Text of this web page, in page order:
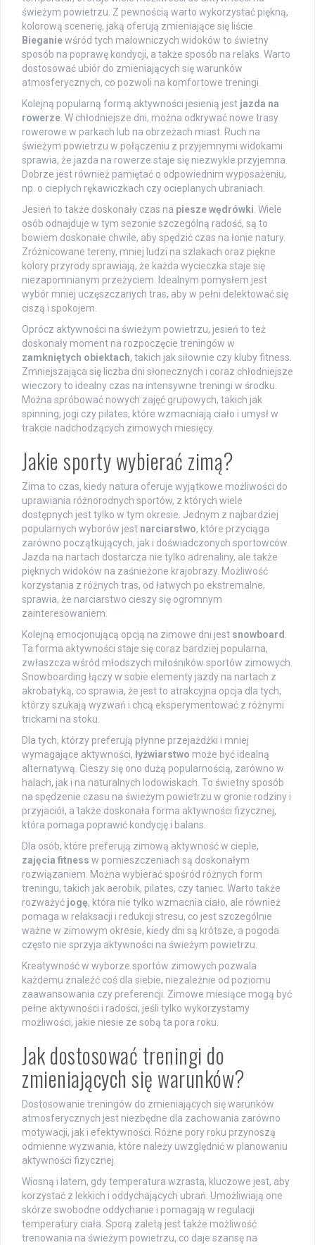
świeżym powietrzu. Z pewnością warto wykorzystać piękną,
kolorową scenerię, jaką oferują zmieniające się liście.
Bieganiewśród tych malowniczych widoków to świetny
sposób na poprawę kondycji, a także sposób na relaks. Warto
dostosować ubiór do zmieniających się warunków
atmosferycznych, co pozwoli na komfortowe treningi.
Kolejną popularną formą aktywności jesienią jest jazda na
rowerze. W chłodniejsze dni, można odkrywać nowe trasy
rowerowe w parkach lub na obrzeżach miast. Ruch na
świeżym powietrzu w połączeniu z przyjemnymi widokami
sprawia, że jazda na rowerze staje się niezwykle przyjemna.
Dobrze jest również pamiętać o odpowiednim wyposażeniu,
np. o ciepłych rękawiczkach czy ocieplanych ubraniach.
Jesień to także doskonały czas na piesze wędrówki. Wiele
osób odnajduje w tym sezonie szczególną radość, są to
bowiem doskonałe chwile, aby spędzić czas na łonie natury.
Zróżnicowane tereny, mniej ludzi na szlakach oraz piękne
kolory przyrody sprawiają, że każda wycieczka staje się
niezapomnianym przeżyciem. Idealnym pomysłem jest
wybór mniej uczęszczanych tras, aby w pełni delektować się
ciszą i spokojem.
Oprócz aktywności na świeżym powietrzu, jesień to też
doskonały moment na rozpoczęcie treningów w
zamkniętych obiektach, takich jak siłownie czy kluby fitness.
Zmniejszająca się liczba dni słonecznych i coraz chłodniejsze
wieczory to idealny czas na intensywne treningi w środku.
Można spróbować nowych zajęć grupowych, takich jak
spinning, jogi czy pilates, które wzmacniają ciało i umysł w
trakcie nadchodzących zimowych miesięcy.
Jakie sporty wybierać zimą?
Zima to czas, kiedy natura oferuje wyjątkowe możliwości do
uprawiania różnorodnych sportów, z których wiele
dostępnych jest tylko w tym okresie. Jednym z najbardziej
popularnych wyborów jest narciarstwo, które przyciąga
zarówno początkujących, jak i doświadczonych sportowców.
Jazda na nartach dostarcza nie tylko adrenaliny, ale także
pięknych widoków na zaśnieżone krajobrazy. Możliwość
korzystania z różnych tras, od łatwych po ekstremalne,
sprawia, że narciarstwo cieszy się ogromnym
zainteresowaniem.
Kolejną emocjonującą opcją na zimowe dni jest snowboard .
Ta forma aktywności staje się coraz bardziej popularna,
zwłaszcza wśród młodszych miłośników sportów zimowych.
Snowboarding łączy w sobie elementy jazdy na nartach z
akrobatyką, co sprawia, że jest to atrakcyjna opcja dla tych,
którzy szukają wyzwań i chcą eksperymentować z różnymi
trickami na stoku.
Dla tych, którzy preferują płynne przejażdżki i mniej
wymagające aktywności, łyżwiarstwo może być idealną
alternatywą. Cieszy się ono dużą popularnością, zarówno w
halach, jak i na naturalnych lodowiskach. To świetny sposób
na spędzenie czasu na świeżym powietrzu w gronie rodziny i
przyjaciół, a także doskonała forma aktywności fizycznej,
która pomaga poprawić kondycję i balans.
Dla osób, które preferują zimową aktywność w cieple,
zajęcia fitness w pomieszczeniach są doskonałym
rozwiązaniem. Można wybierać spośród różnych form
treningu, takich jak aerobik, pilates, czy taniec. Warto także
rozważyć jogę, która nie tylko wzmacnia ciało, ale również
pomaga w relaksacji i redukcji stresu, co jest szczególnie
ważne w zimowym okresie, kiedy dni są krótsze, a pogoda
często nie sprzyja aktywności na świeżym powietrzu.
Kreatywność w wyborze sportów zimowych pozwala
każdemu znaleźć coś dla siebie, niezależnie od poziomu
zaawansowania czy preferencji. Zimowe miesiące mogą być
pełne aktywności i radości, jeśli tylko wykorzystamy
możliwości, jakie niesie ze sobą ta pora roku.
Jak dostosować treningi do
zmieniających się warunków?
Dostosowanie treningów do zmieniających się warunków
atmosferycznych jest niezbędne dla zachowania zarówno
motywacji, jak i efektywności. Różne pory roku przynoszą
odmienne wyzwania, które należy uwzględnić w planowaniu
aktywności fizycznej.
Wiosną i latem, gdy temperatura wzrasta, kluczowe jest, aby
korzystać z lekkich i oddychających ubrań. Umożliwiają one
skórze swobodne oddychanie i pomagają w regulacji
temperatury ciała. Sporą zaletą jest także możliwość
trenowania na świeżym powietrzu, co daje szansę na